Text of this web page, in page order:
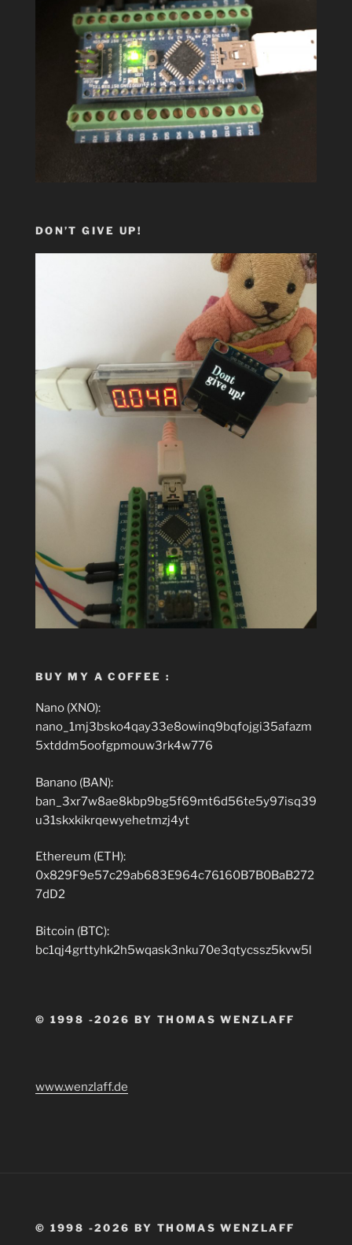
DON’T GIVE UP!
BUY MY A COFFEE :
Nano (XNO):
nano_1mj3bsko4qay33e8owinq9bqfojgi35afazm
5xtddm5oofgpmouw3rk4w776
Banano (BAN):
ban_3xr7w8ae8kbp9bg5f69mt6d56te5y97isq39
u31skxkikrqewyehetmzj4yt
Ethereum (ETH):
0x829F9e57c29ab683E964c76160B7B0BaB272
7dD2
Bitcoin (BTC):
bc1qj4grttyhk2h5wqask3nku70e3qtycssz5kvw5l
© 1998 -2026 BY THOMAS WENZLAFF
www.wenzlaff.de
© 1998 -2026 BY THOMAS WENZLAFF